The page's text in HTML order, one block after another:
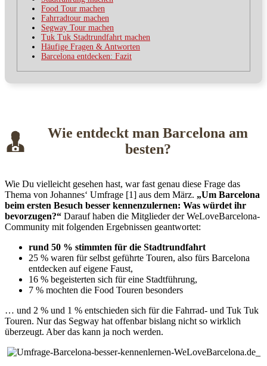
Food Tour machen
Fahrradtour machen
Segway Tour machen
Tuk Tuk Stadtrundfahrt machen
Häufige Fragen & Antworten
Barcelona entdecken: Fazit
Wie entdeckt man Barcelona am
besten?
Wie Du vielleicht gesehen hast, war fast genau diese Frage das
Thema von Johannes‘ Umfrage [1] aus dem März. „Um Barcelona
beim ersten Besuch besser kennenzulernen: Was würdet ihr
bevorzugen?“ Darauf haben die Mitglieder der WeLoveBarcelona-
Community mit folgenden Ergebnissen geantwortet:
rund 50 % stimmten für die Stadtrundfahrt
25 % waren für selbst geführte Touren, also fürs Barcelona
entdecken auf eigene Faust,
16 % begeisterten sich für eine Stadtführung,
7 % mochten die Food Touren besonders
… und 2 % und 1 % entschieden sich für die Fahrrad- und Tuk Tuk
Touren. Nur das Segway hat offenbar bislang nicht so wirklich
überzeugt. Aber das kann ja noch werden.